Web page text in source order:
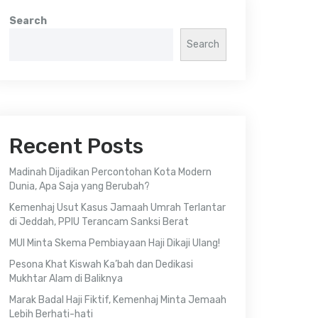
Search
Search
Recent Posts
Madinah Dijadikan Percontohan Kota Modern
Dunia, Apa Saja yang Berubah?
Kemenhaj Usut Kasus Jamaah Umrah Terlantar
di Jeddah, PPIU Terancam Sanksi Berat
MUI Minta Skema Pembiayaan Haji Dikaji Ulang!
Pesona Khat Kiswah Ka’bah dan Dedikasi
Mukhtar Alam di Baliknya
Marak Badal Haji Fiktif, Kemenhaj Minta Jemaah
Lebih Berhati-hati